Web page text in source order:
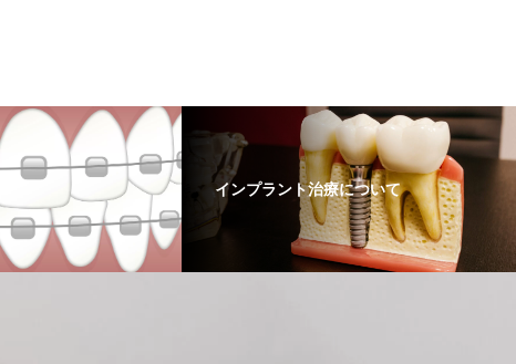
インプラント治療について